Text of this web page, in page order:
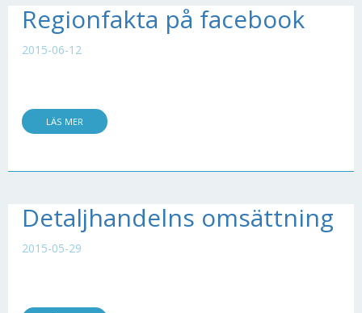
Regionfakta på facebook
2015-06-12
LÄS MER
Detaljhandelns omsättning
2015-05-29